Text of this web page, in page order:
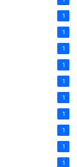
1
1
1
1
1
1
1
1
1
1